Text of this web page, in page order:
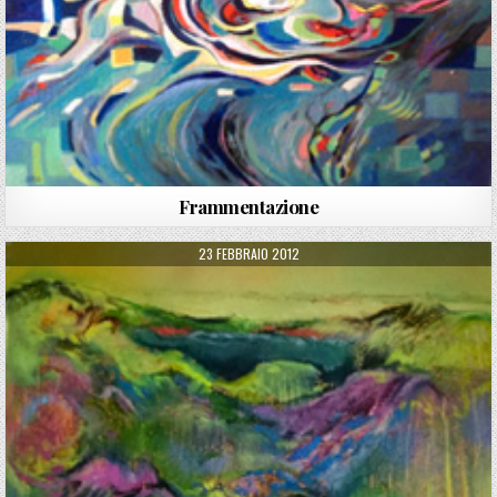
Frammentazione
PUBLISHED DATE:
23 FEBBRAIO 2012